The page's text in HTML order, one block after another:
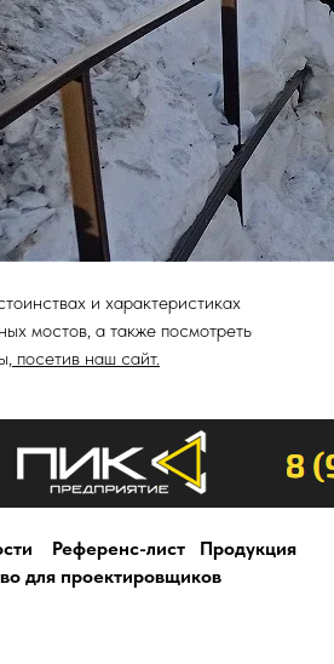
и характеристиках
мостов, а также посмотреть
посетив наш сайт.
Референс-лист
Продукция
для проектировщиков